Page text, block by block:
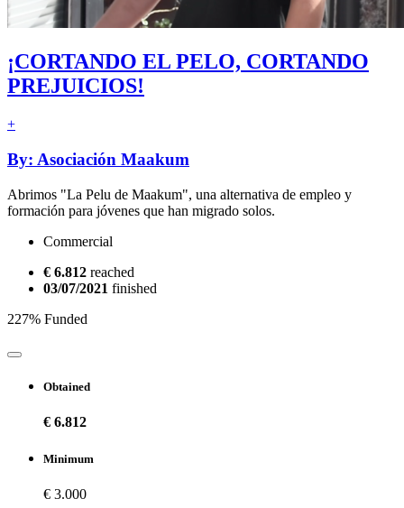
¡CORTANDO EL PELO, CORTANDO
PREJUICIOS!
+
By: Asociación Maakum
Abrimos "La Pelu de Maakum", una alternativa de empleo y
formación para jóvenes que han migrado solos.
Commercial
€ 6.812 reached
03/07/2021 finished
227% Funded
Obtained
€ 6.812
Minimum
€ 3.000